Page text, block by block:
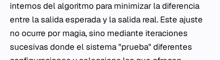
internos del algoritmo para minimizar la diferencia
entre la salida esperada y la salida real. Este ajuste
no ocurre por magia, sino mediante iteraciones
sucesivas donde el sistema "prueba" diferentes